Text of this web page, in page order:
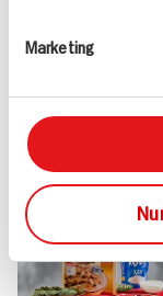
Marketing
25 min